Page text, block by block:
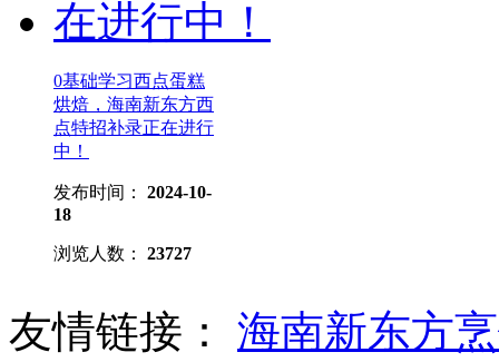
0基础学习西点蛋糕
烘焙，海南新东方西
点特招补录正在进行
中！
发布时间： 2024-10-
18
浏览人数： 23727
友情链接：
海南新东方